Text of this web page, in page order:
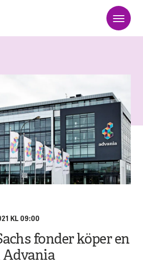
KL 09:00
fonder köper en